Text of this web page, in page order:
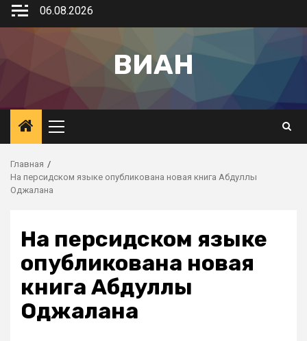
06.08.2026
ВИАН
Главная
На персидском языке опубликована новая книга Абдуллы
Оджалана
На персидском языке
опубликована новая
книга Абдуллы
Оджалана